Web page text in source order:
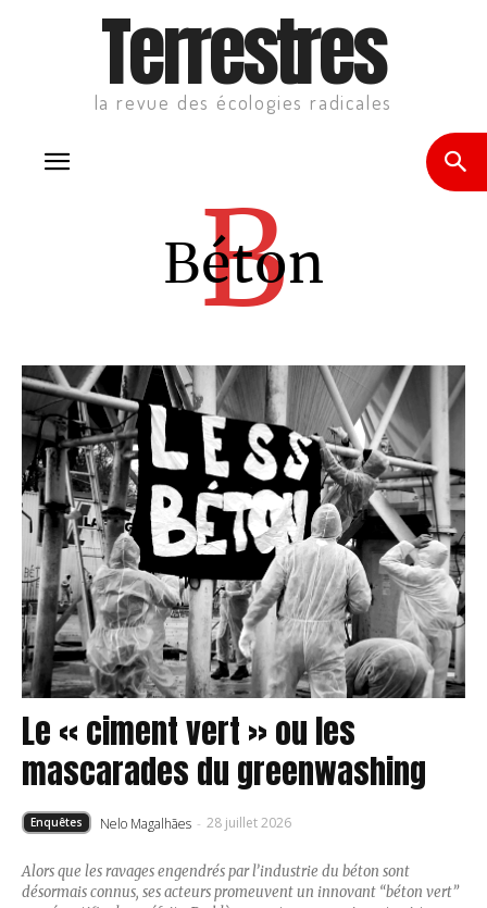
Terrestres
la revue des écologies radicales
Béton
B
Le « ciment vert » ou les
mascarades du greenwashing
Enquêtes Nelo Magalhães - 28 juillet 2026
Alors que les ravages engendrés par l’industrie du béton sont
désormais connus, ses acteurs promeuvent un innovant “béton vert”